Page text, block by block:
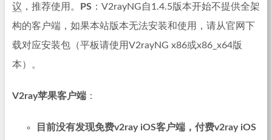
议 ，推荐使用。 PS ：V2rayNG自1.4.5版本开始不提供全架
构的客户端，如果本站版本无法安装和使用，请从官网下
载对应安装包（平板请使用V2rayNG x86或x86_x64版
本）。
V2ray苹果客户端 ：
目前没有发现免费v2ray iOS客户端，付费v2ray iOS